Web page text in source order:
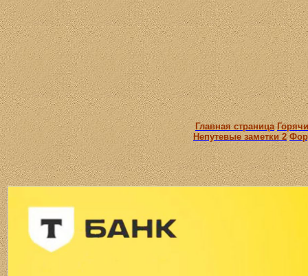
Главная страница
Непутевые заметки 2